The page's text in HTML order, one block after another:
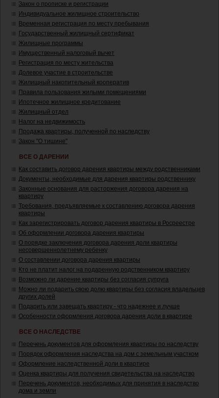
Закон о прописке и регистрации
Индивидуальное жилищное строительство
Временная регистрация по месту пребывания
Государственный жилищный сертификат
Жилищные программы
Имущественный налоговый вычет
Регистрация по месту жительства
Долевое участие в строительстве
Жилищный накопительный кооператив
Правила пользования жилыми помещениями
Ипотечное жилищное кредитование
Жилищный отдел
Налог на недвижимость
Продажа квартиры, полученной по наследству
Закон "О тишине"
ВСЕ О ДАРЕНИИ
Как составить договор дарения квартиры между родственниками
Документы, необходимые для дарения квартиры родственнику
Законные основания для расторжения договора дарения на
квартиру
Требования, предъявляемые к составлению договора дарения
квартиры
Как зарегистрировать договор дарения квартиры в Росреестре
Об оформлении договора дарения квартиры
О порядке заключения договора дарения доли квартиры
несовершеннолетнему ребенку
О составлении договора дарения квартиры
Кто не платит налог на подаренную родственником квартиру
Возможно ли дарение квартиры без согласия супруга
Можно ли подарить свою долю квартиры без согласия владельцев
других долей
Подарить или завещать квартиру - что надежнее и лучше
Особенности оформления договора дарения доли в квартире
ВСЕ О НАСЛЕДСТВЕ
Перечень документов для оформления квартиры по наследству
Порядок оформления наследства на дом с земельным участком
Оформление наследственной доли в квартире
Оценка квартиры для получения свидетельства на наследство
Перечень документов, необходимых для принятия в наследство
дома и земли